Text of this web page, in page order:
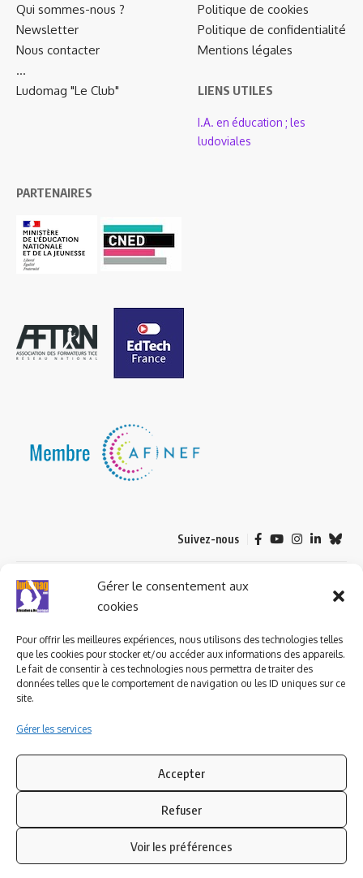
Gérer le consentement aux
cookies
Pour offrir les meilleures expériences, nous utilisons des technologies telles
que les cookies pour stocker et/ou accéder aux informations des appareils.
Le fait de consentir à ces technologies nous permettra de traiter des
données telles que le comportement de navigation ou les ID uniques sur ce
site.
Gérer les services
Accepter
Refuser
Voir les préférences
Qui sommes-nous ?
Newsletter
Nous contacter
…
Ludomag "Le Club"
Politique de cookies
Politique de confidentialité
Mentions légales
LIENS UTILES
I.A. en éducation ; les
ludoviales
PARTENAIRES
Suivez-nous
© 2023 ludomag.com édité et géré par WOOMEET SAS, powered by